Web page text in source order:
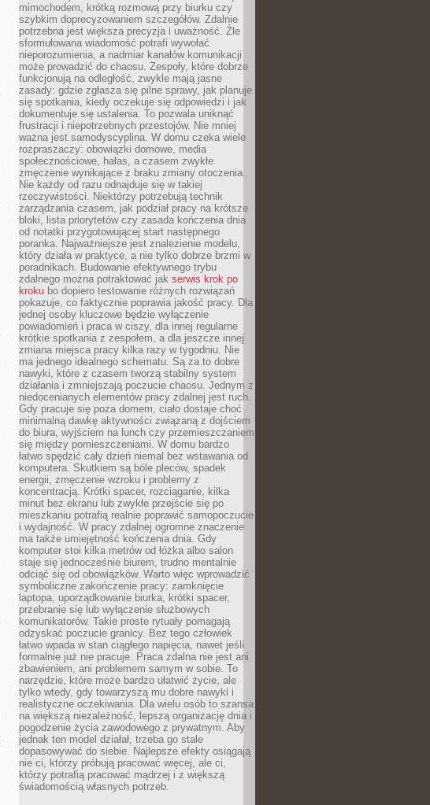
mimochodem, krótką rozmową przy biurku czy
szybkim doprecyzowaniem szczegółów. Zdalnie
potrzebna jest większa precyzja i uważność. Źle
sformułowana wiadomość potrafi wywołać
nieporozumienia, a nadmiar kanałów komunikacji
może prowadzić do chaosu. Zespoły, które dobrze
funkcjonują na odległość, zwykle mają jasne
zasady: gdzie zgłasza się pilne sprawy, jak planuje
się spotkania, kiedy oczekuje się odpowiedzi i jak
dokumentuje się ustalenia. To pozwala uniknąć
frustracji i niepotrzebnych przestojów. Nie mniej
ważna jest samodyscyplina. W domu czeka wiele
rozpraszaczy: obowiązki domowe, media
społecznościowe, hałas, a czasem zwykłe
zmęczenie wynikające z braku zmiany otoczenia.
Nie każdy od razu odnajduje się w takiej
rzeczywistości. Niektórzy potrzebują technik
zarządzania czasem, jak podział pracy na krótsze
bloki, lista priorytetów czy zasada kończenia dnia
od notatki przygotowującej start następnego
poranka. Najważniejsze jest znalezienie modelu,
który działa w praktyce, a nie tylko dobrze brzmi w
poradnikach. Budowanie efektywnego trybu
zdalnego można potraktować jak serwis krok po
kroku bo dopiero testowanie różnych rozwiązań
pokazuje, co faktycznie poprawia jakość pracy. Dla
jednej osoby kluczowe będzie wyłączenie
powiadomień i praca w ciszy, dla innej regularne
krótkie spotkania z zespołem, a dla jeszcze innej
zmiana miejsca pracy kilka razy w tygodniu. Nie
ma jednego idealnego schematu. Są za to dobre
nawyki, które z czasem tworzą stabilny system
działania i zmniejszają poczucie chaosu. Jednym z
niedocenianych elementów pracy zdalnej jest ruch.
Gdy pracuje się poza domem, ciało dostaje choć
minimalną dawkę aktywności związaną z dojściem
do biura, wyjściem na lunch czy przemieszczaniem
się między pomieszczeniami. W domu bardzo
łatwo spędzić cały dzień niemal bez wstawania od
komputera. Skutkiem są bóle pleców, spadek
energii, zmęczenie wzroku i problemy z
koncentracją. Krótki spacer, rozciąganie, kilka
minut bez ekranu lub zwykłe przejście się po
mieszkaniu potrafią realnie poprawić samopoczucie
i wydajność. W pracy zdalnej ogromne znaczenie
ma także umiejętność kończenia dnia. Gdy
komputer stoi kilka metrów od łóżka albo salon
staje się jednocześnie biurem, trudno mentalnie
odciąć się od obowiązków. Warto więc wprowadzić
symboliczne zakończenie pracy: zamknięcie
laptopa, uporządkowanie biurka, krótki spacer,
przebranie się lub wyłączenie służbowych
komunikatorów. Takie proste rytuały pomagają
odzyskać poczucie granicy. Bez tego człowiek
łatwo wpada w stan ciągłego napięcia, nawet jeśli
formalnie już nie pracuje. Praca zdalna nie jest ani
zbawieniem, ani problemem samym w sobie. To
narzędzie, które może bardzo ułatwić życie, ale
tylko wtedy, gdy towarzyszą mu dobre nawyki i
realistyczne oczekiwania. Dla wielu osób to szansa
na większą niezależność, lepszą organizację dnia i
pogodzenie życia zawodowego z prywatnym. Aby
jednak ten model działał, trzeba go stale
dopasowywać do siebie. Najlepsze efekty osiągają
nie ci, którzy próbują pracować więcej, ale ci,
którzy potrafią pracować mądrzej i z większą
świadomością własnych potrzeb.